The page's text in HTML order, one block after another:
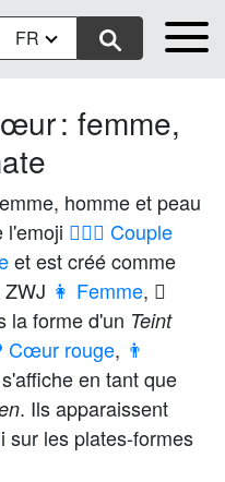
FR
: femme,
homme et peau
l'emoji 👩‍❤️‍👨 Couple
et est créé comme
👩 Femme,
la forme d'un Teint
rouge, 👨
en tant que
. Ils apparaissent
sur les plates-formes